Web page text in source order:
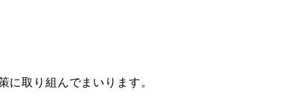
取り組んでまいります。